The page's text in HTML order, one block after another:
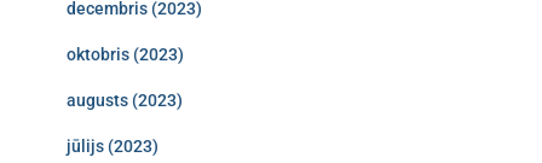
decembris (2023)
oktobris (2023)
augusts (2023)
jūlijs (2023)